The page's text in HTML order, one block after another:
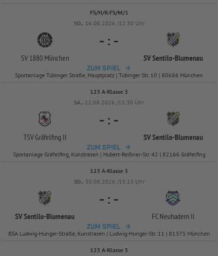
FS/H/K-FS/M/1
SO.. 16.08.2026 /12:30 Uhr
SV 1880 München
- : -
SV Sentilo-Blumenau
ZUM SPIEL
Sportanlage Tübinger Straße, Hauptplatz | Tübinger Str. 10 | 80686 München
123 A-Klasse 3
SA.. 22.08.2026 /15:30 Uhr
TSV Gräfelfing II
- : -
SV Sentilo-Blumenau
ZUM SPIEL
Sportanlage Gräfelfing, Kunstrasen | Hubert-Reißner-Str. 42 | 82166 Gräfelfing
123 A-Klasse 3
SO.. 30.08.2026 /15:15 Uhr
SV Sentilo-Blumenau
- : -
FC Neuhadern II
ZUM SPIEL
BSA Ludwig-Hunger-Straße, Kunstrasen | Ludwig-Hunger-Str. 11 | 81375 München
123 A-Klasse 3